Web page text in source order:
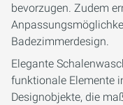
bevorzugen. Zudem
Badezimmerdesign.
Elegante
funktionale Elemente
Designobjekte, die